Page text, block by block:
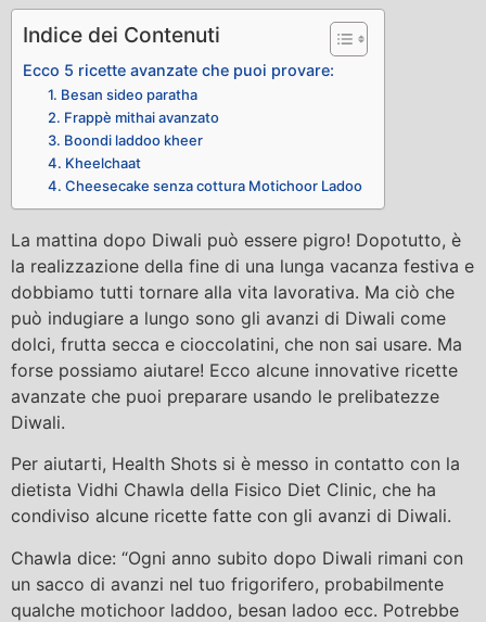
Indice dei Contenuti
Ecco 5 ricette avanzate che puoi provare:
1. Besan sideo paratha
2. Frappè mithai avanzato
3. Boondi laddoo kheer
4. Kheelchaat
4. Cheesecake senza cottura Motichoor Ladoo
La mattina dopo Diwali può essere pigro! Dopotutto, è
la realizzazione della fine di una lunga vacanza festiva e
dobbiamo tutti tornare alla vita lavorativa. Ma ciò che
può indugiare a lungo sono gli avanzi di Diwali come
dolci, frutta secca e cioccolatini, che non sai usare. Ma
forse possiamo aiutare! Ecco alcune innovative ricette
avanzate che puoi preparare usando le prelibatezze
Diwali.
Per aiutarti, Health Shots si è messo in contatto con la
dietista Vidhi Chawla della Fisico Diet Clinic, che ha
condiviso alcune ricette fatte con gli avanzi di Diwali.
Chawla dice: “Ogni anno subito dopo Diwali rimani con
un sacco di avanzi nel tuo frigorifero, probabilmente
qualche motichoor laddoo, besan ladoo ecc. Potrebbe